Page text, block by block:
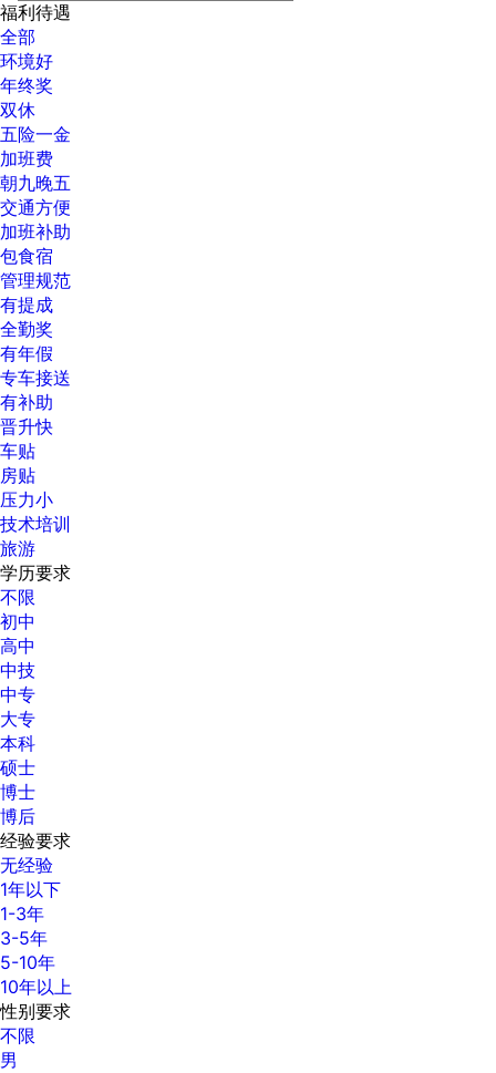
福利待遇
全部
环境好
年终奖
双休
五险一金
加班费
朝九晚五
交通方便
加班补助
包食宿
管理规范
有提成
全勤奖
有年假
专车接送
有补助
晋升快
车贴
房贴
压力小
技术培训
旅游
学历要求
不限
初中
高中
中技
中专
大专
本科
硕士
博士
博后
经验要求
无经验
1年以下
1-3年
3-5年
5-10年
10年以上
性别要求
不限
男